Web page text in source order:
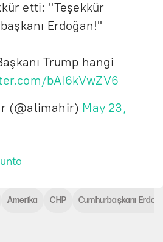
etti: "Teşekkür
Erdoğan!"
Trump hangi
bAI6kVwZV6
(@alimahir) May 23,
Amerika CHP Cumhurbaşkanı